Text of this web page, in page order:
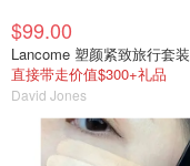
$99.00
Lancome 塑颜紧致旅行套装
直接带走价值$300+礼品
David Jones